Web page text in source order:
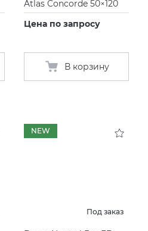
Atlas Concorde 50×120
Цена по запросу
В корзину
NEW
Под заказ